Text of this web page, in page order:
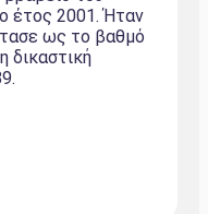
έτος 2001. Ήταν
ως το βαθμό
δικαστική